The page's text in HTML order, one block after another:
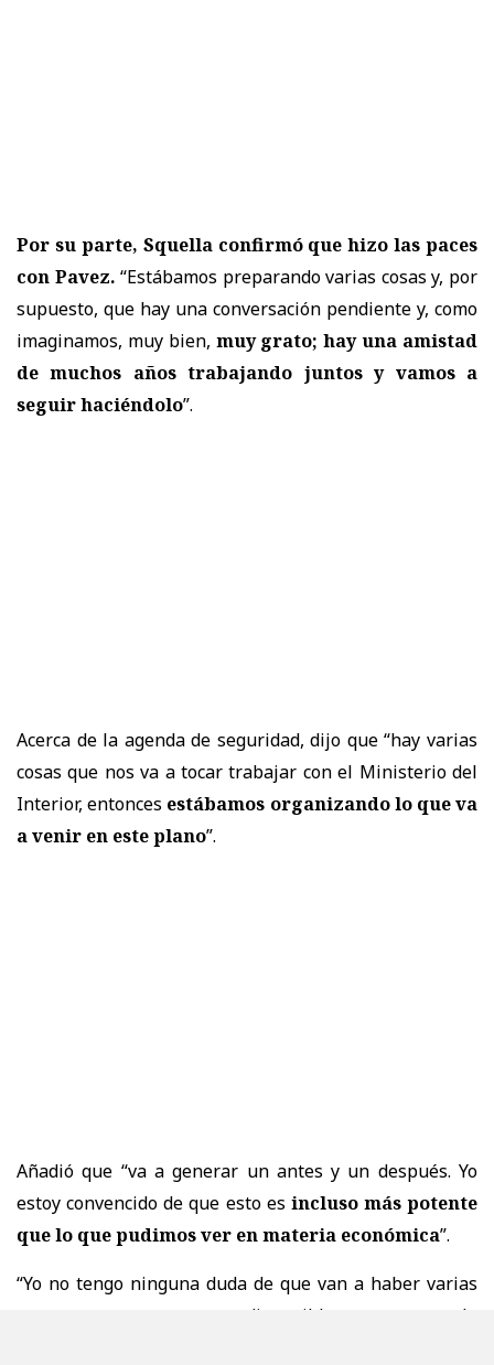
Por su parte, Squella confirmó que hizo las paces
con Pavez. “Estábamos preparando varias cosas y, por
supuesto, que hay una conversación pendiente y, como
imaginamos, muy bien, muy grato; hay una amistad
de muchos años trabajando juntos y vamos a
seguir haciéndolo”.
Acerca de la agenda de seguridad, dijo que “hay varias
cosas que nos va a tocar trabajar con el Ministerio del
Interior, entonces estábamos organizando lo que va
a venir en este plano”.
Añadió que “va a generar un antes y un después. Yo
estoy convencido de que esto es incluso más potente
que lo que pudimos ver en materia económica”.
“Yo no tengo ninguna duda de que van a haber varias
personas que van a estar disponibles para apoyar la